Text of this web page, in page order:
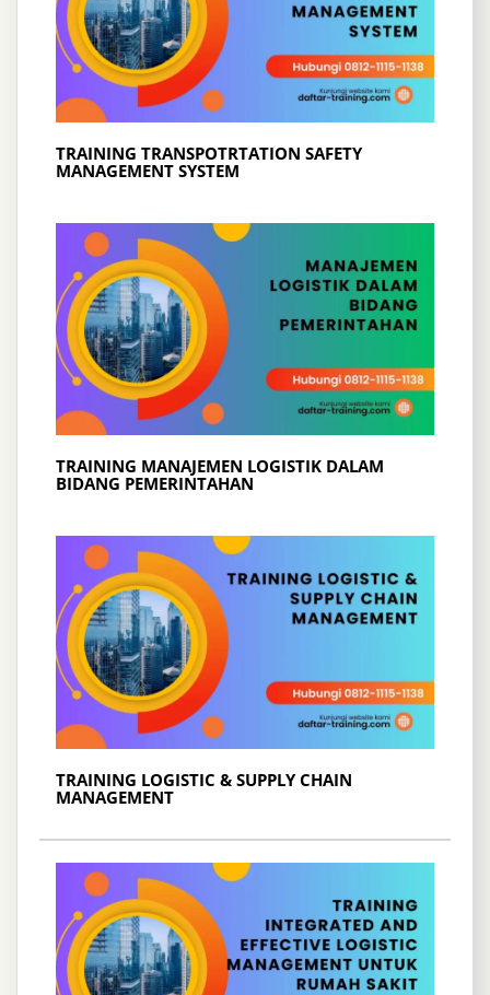
TRAINING TRANSPOTRTATION SAFETY
MANAGEMENT SYSTEM
TRAINING MANAJEMEN LOGISTIK DALAM
BIDANG PEMERINTAHAN
TRAINING LOGISTIC & SUPPLY CHAIN
MANAGEMENT